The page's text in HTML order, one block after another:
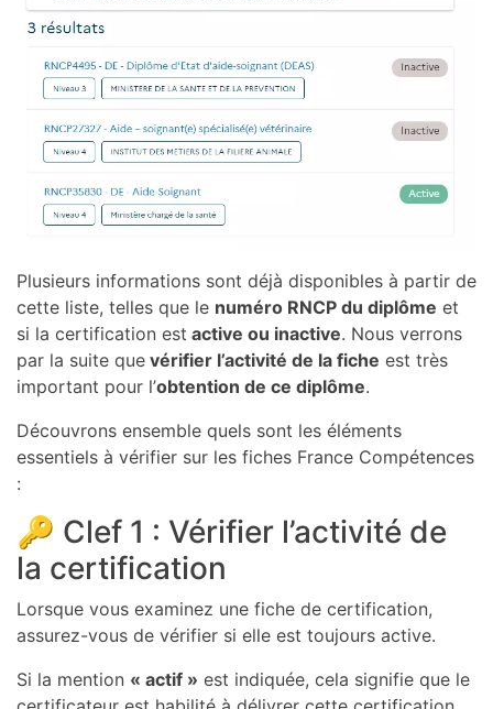
Plusieurs informations sont déjà disponibles à partir de
cette liste, telles que le numéro RNCP du diplôme et
si la certification est active ou inactive. Nous verrons
par la suite que vérifier l’activité de la fiche est très
important pour l’obtention de ce diplôme.
Découvrons ensemble quels sont les éléments
essentiels à vérifier sur les fiches France Compétences
:
🔑 Clef 1 : Vérifier l’activité de
la certification
Lorsque vous examinez une fiche de certification,
assurez-vous de vérifier si elle est toujours active.
Si la mention « actif » est indiquée, cela signifie que le